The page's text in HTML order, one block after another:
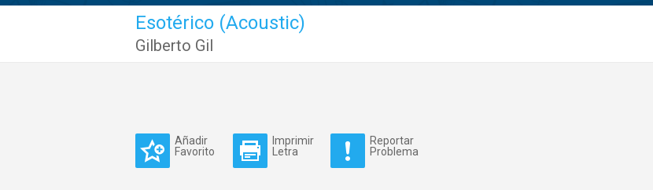
Esotérico (Acoustic)
Gilberto Gil
Añadir
Favorito
Imprimir
Letra
Reportar
Problema